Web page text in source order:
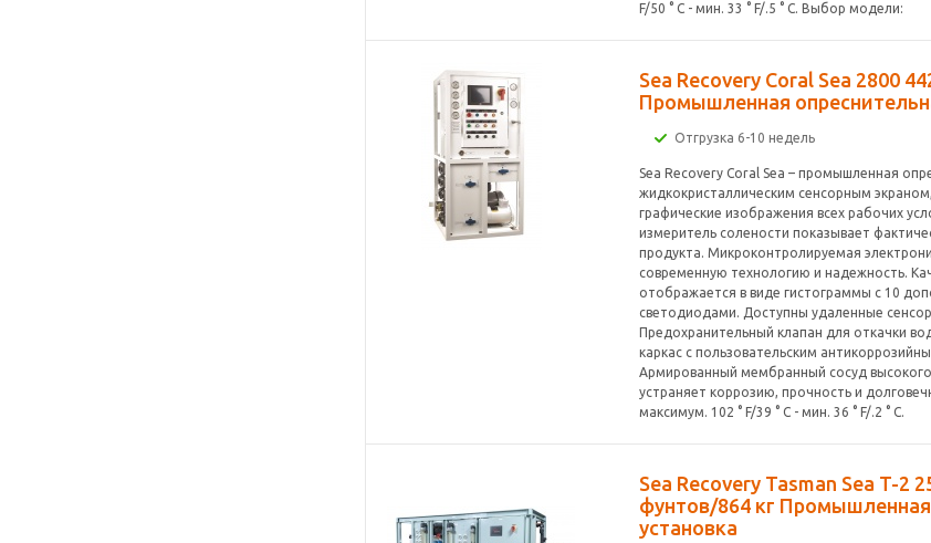
F/50 ° C - мин. 33 ° F/.5 ° C. Выбор модели:
Sea Recovery Coral Sea 2800
Промышленная
Отгрузка 6-10 недель
Sea Recovery Coral Sea – промышленная
жидкокристаллическим сенсорным
графические изображения всех рабочих
измеритель солености показывает
продукта. Микроконтролируемая
современную технологию и надежность.
отображается в виде гистограммы с 10
светодиодами. Доступны удаленные
Предохранительный клапан для откачки
каркас с пользовательским
Армированный мембранный сосуд
устраняет коррозию, прочность и
максимум. 102 ° F/39 ° C - мин. 36 ° F/.2 ° C.
Sea Recovery Tasman Sea T-2
фунтов/864 кг
установка